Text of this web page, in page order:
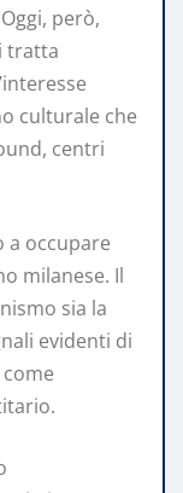
però,
tratta
culturale che
centri
a occupare
milanese. Il
sia la
evidenti di